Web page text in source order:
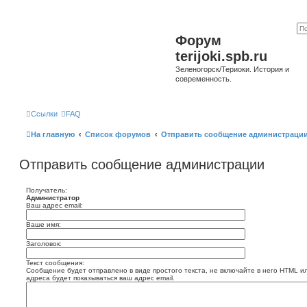
Форум
terijoki.spb.ru
Зеленогорск/Териоки. История и
современность.
Ссылки FAQ
На главную Список форумов Отправить сообщение
Отправить сообщение администрации
Получатель:
Администратор
Ваш адрес email:
Ваше имя:
Заголовок:
Текст сообщения:
Сообщение будет отправлено в виде простого текста, не включайте в него HTML
адреса будет показываться ваш адрес email.